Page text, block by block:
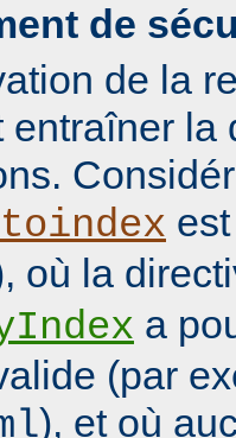
de
de la
entraîner la
où la
a
(par
), et où